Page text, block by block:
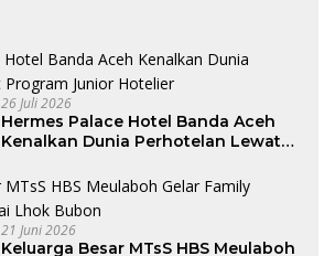
26 Juli 2026
Hermes Palace Hotel Banda Aceh
Kenalkan Dunia Perhotelan Lewat
21 Juni 2026
Keluarga Besar MTsS HBS Meulaboh